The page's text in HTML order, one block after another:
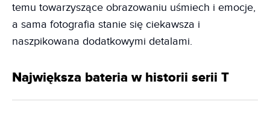
temu towarzyszące obrazowaniu uśmiech i emocje,
a sama fotografia stanie się ciekawsza i
naszpikowana dodatkowymi detalami.
Największa bateria w historii serii T